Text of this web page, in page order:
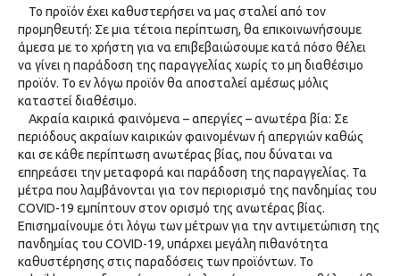
Το προϊόν έχει καθυστερήσει να μας σταλεί από τον
προμηθευτή: Σε μια τέτοια περίπτωση, θα επικοινωνήσουμε
άμεσα με το χρήστη για να επιβεβαιώσουμε κατά πόσο θέλει
να γίνει η παράδοση της παραγγελίας χωρίς το μη διαθέσιμο
προϊόν. Το εν λόγω προϊόν θα αποσταλεί αμέσως μόλις
καταστεί διαθέσιμο.
Ακραία καιρικά φαινόμενα – απεργίες – ανωτέρα βία: Σε
περιόδους ακραίων καιρικών φαινομένων ή απεργιών καθώς
και σε κάθε περίπτωση ανωτέρας βίας, που δύναται να
επηρεάσει την μεταφορά και παράδοση της παραγγελίας. Τα
μέτρα που λαμβάνονται για τον περιορισμό της πανδημίας του
COVID-19 εμπίπτουν στον ορισμό της ανωτέρας βίας.
Επισημαίνουμε ότι λόγω των μέτρων για την αντιμετώπιση της
πανδημίας του COVID-19, υπάρχει μεγάλη πιθανότητα
καθυστέρησης στις παραδόσεις των προϊόντων. Το